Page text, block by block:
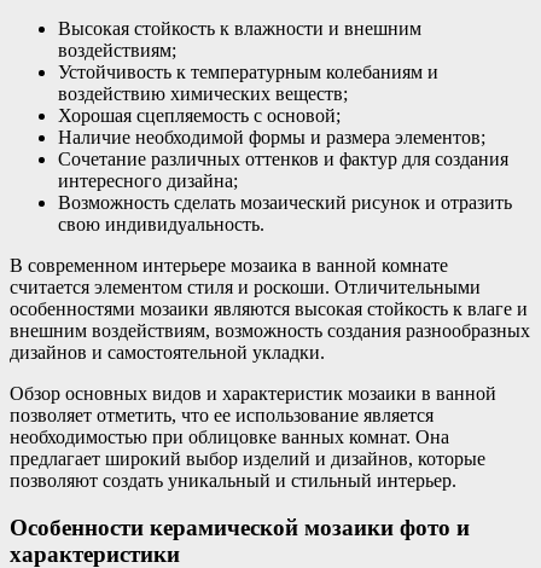
Высокая стойкость к влажности и внешним
воздействиям;
Устойчивость к температурным колебаниям и
воздействию химических веществ;
Хорошая сцепляемость с основой;
Наличие необходимой формы и размера элементов;
Сочетание различных оттенков и фактур для создания
интересного дизайна;
Возможность сделать мозаический рисунок и отразить
свою индивидуальность.
В современном интерьере мозаика в ванной комнате
считается элементом стиля и роскоши. Отличительными
особенностями мозаики являются высокая стойкость к влаге и
внешним воздействиям, возможность создания разнообразных
дизайнов и самостоятельной укладки.
Обзор основных видов и характеристик мозаики в ванной
позволяет отметить, что ее использование является
необходимостью при облицовке ванных комнат. Она
предлагает широкий выбор изделий и дизайнов, которые
позволяют создать уникальный и стильный интерьер.
Особенности керамической мозаики фото и
характеристики